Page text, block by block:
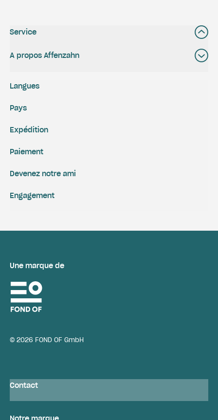
Service
A propos Affenzahn
Expédition
Paiement
Engagement
Devenez notre ami
Langues
Pays
Une marque de
© 2026 FOND OF GmbH
Contact